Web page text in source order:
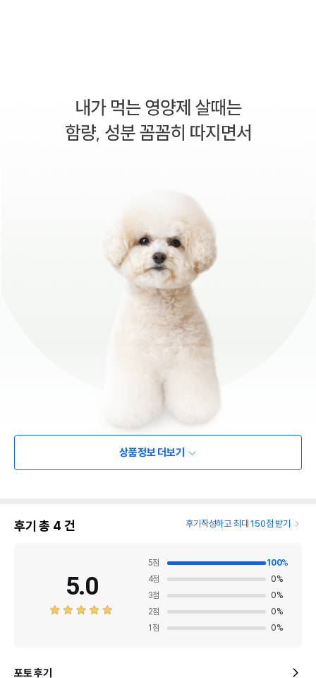
상품정보 더보기
후기 총 4 건 후기작성하고 최대 150점 받기
5.0
5점 100%
4점 0%
3점 0%
2점 0%
1 점 0%
포토 후기